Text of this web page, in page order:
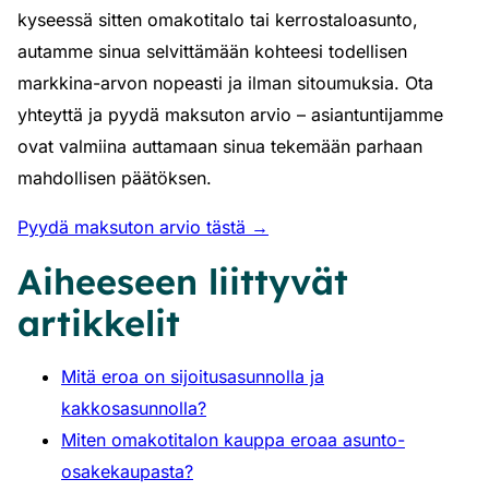
kyseessä sitten omakotitalo tai kerrostaloasunto,
autamme sinua selvittämään kohteesi todellisen
markkina-arvon nopeasti ja ilman sitoumuksia. Ota
yhteyttä ja pyydä maksuton arvio – asiantuntijamme
ovat valmiina auttamaan sinua tekemään parhaan
mahdollisen päätöksen.
Pyydä maksuton arvio tästä →
Aiheeseen liittyvät
artikkelit
Mitä eroa on sijoitusasunnolla ja
kakkosasunnolla?
Miten omakotitalon kauppa eroaa asunto-
osakekaupasta?